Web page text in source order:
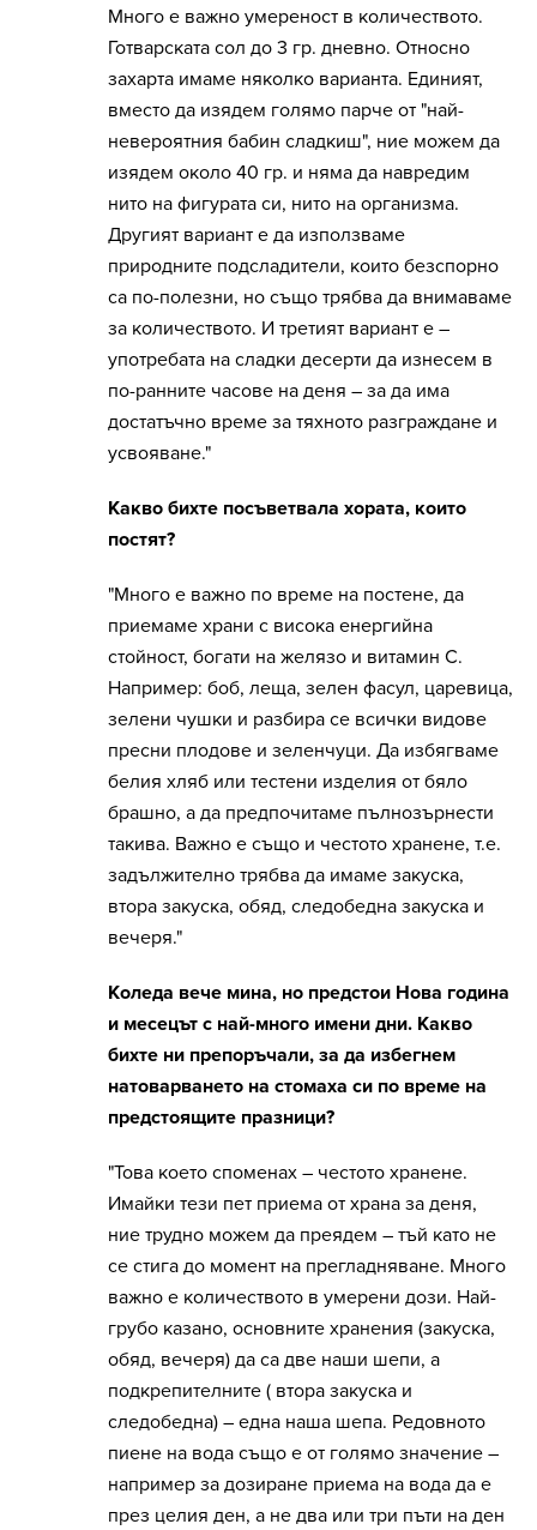
Много е важно умереност в количеството.
Готварската сол до 3 гр. дневно. Относно
захарта имаме няколко варианта. Единият,
вместо да изядем голямо парче от "най-
невероятния бабин сладкиш", ние можем да
изядем около 40 гр. и няма да навредим
нито на фигурата си, нито на организма.
Другият вариант е да използваме
природните подсладители, които безспорно
са по-полезни, но също трябва да внимаваме
за количеството. И третият вариант е –
употребата на сладки десерти да изнесем в
по-ранните часове на деня – за да има
достатъчно време за тяхното разграждане и
усвояване."
Какво бихте посъветвала хората, които
постят?
"Много е важно по време на постене, да
приемаме храни с висока енергийна
стойност, богати на желязо и витамин С.
Например: боб, леща, зелен фасул, царевица,
зелени чушки и разбира се всички видове
пресни плодове и зеленчуци. Да избягваме
белия хляб или тестени изделия от бяло
брашно, а да предпочитаме пълнозърнести
такива. Важно е също и честото хранене, т.е.
задължително трябва да имаме закуска,
втора закуска, обяд, следобедна закуска и
вечеря."
Коледа вече мина, но предстои Нова година
и месецът с най-много имени дни. Какво
бихте ни препоръчали, за да избегнем
натоварването на стомаха си по време на
предстоящите празници?
"Това което споменах – честото хранене.
Имайки тези пет приема от храна за деня,
ние трудно можем да преядем – тъй като не
се стига до момент на прегладняване. Много
важно е количеството в умерени дози. Най-
грубо казано, основните хранения (закуска,
обяд, вечеря) да са две наши шепи, а
подкрепителните ( втора закуска и
следобедна) – една наша шепа. Редовното
пиене на вода също е от голямо значение –
например за дозиране приема на вода да е
през целия ден, а не два или три пъти на ден